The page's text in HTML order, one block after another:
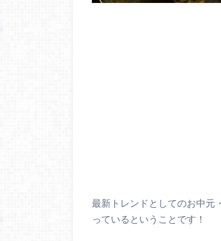
最新トレンドとしてのお中元
っているということです！